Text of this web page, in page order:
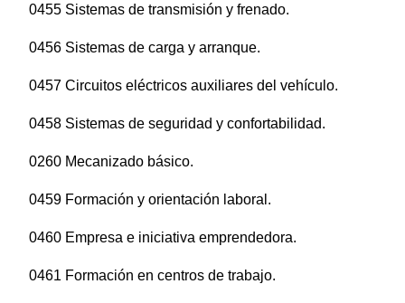
0455 Sistemas de transmisión y frenado.
0456 Sistemas de carga y arranque.
0457 Circuitos eléctricos auxiliares del vehículo.
0458 Sistemas de seguridad y confortabilidad.
0260 Mecanizado básico.
0459 Formación y orientación laboral.
0460 Empresa e iniciativa emprendedora.
0461 Formación en centros de trabajo.